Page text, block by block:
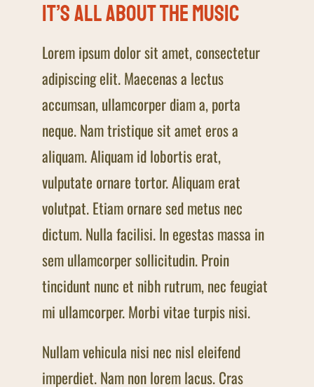
It’s all about the music
Lorem ipsum dolor sit amet, consectetur
adipiscing elit. Maecenas a lectus
accumsan, ullamcorper diam a, porta
neque. Nam tristique sit amet eros a
aliquam. Aliquam id lobortis erat,
vulputate ornare tortor. Aliquam erat
volutpat. Etiam ornare sed metus nec
dictum. Nulla facilisi. In egestas massa in
sem ullamcorper sollicitudin. Proin
tincidunt nunc et nibh rutrum, nec feugiat
mi ullamcorper. Morbi vitae turpis nisi.
Nullam vehicula nisi nec nisl eleifend
imperdiet. Nam non lorem lacus. Cras